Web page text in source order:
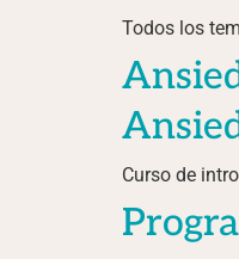
Todos los
Curso de